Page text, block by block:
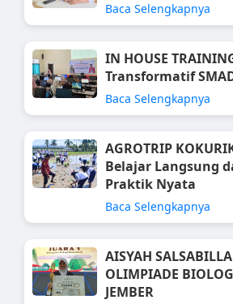
Baca Selengkapnya
IN HOUSE
Transformatif
Baca Selengkapnya
AGROTRIP
Belajar Langsung
Praktik Nyata
Baca Selengkapnya
AISYAH
OLIMPIADE
JEMBER